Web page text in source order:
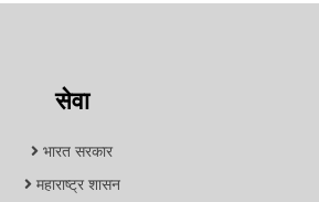
सेवा
भारत सरकार
महाराष्ट्र शासन